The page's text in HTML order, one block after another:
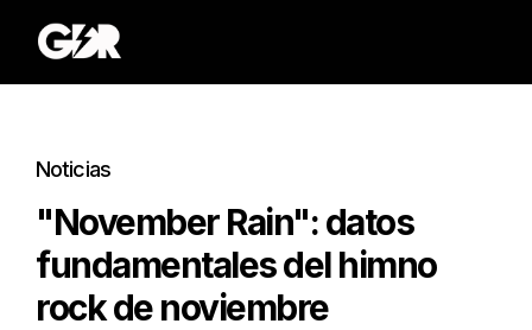
Noticias
"November Rain": datos
fundamentales del himno
rock de noviembre